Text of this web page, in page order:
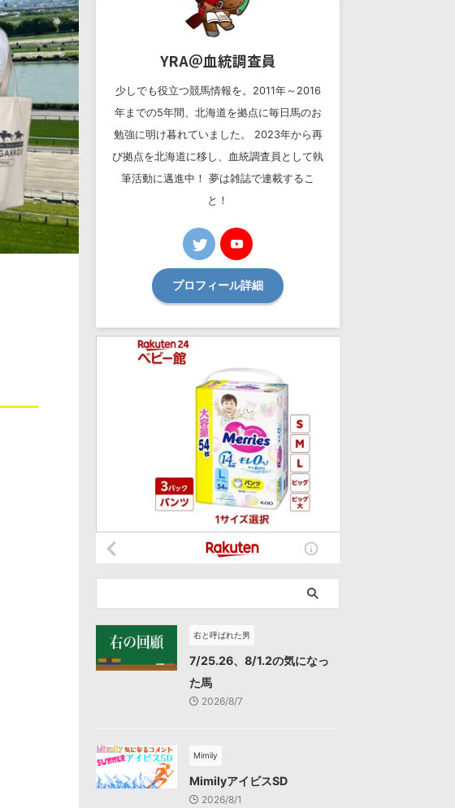
YRA＠血統調査員
少しでも役立つ競馬情報を。2011年～2016
年までの5年間、北海道を拠点に毎日馬のお
勉強に明け暮れていました。 2023年から再
び拠点を北海道に移し、血統調査員として執
筆活動に邁進中！ 夢は雑誌で連載するこ
と！
プロフィール詳細
右と呼ばれた男
7/25.26、8/1.2の気になっ
た馬
2026/8/7
Mimily
MimilyアイビスSD
2026/8/1